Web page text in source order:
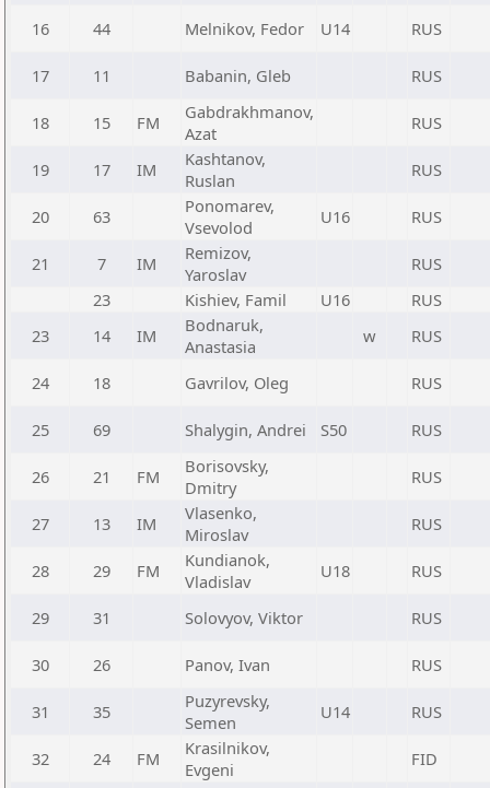
16 44 Melnikov, Fedor U14 RUS
17 11 Babanin, Gleb RUS
18 15 FM
Gabdrakhmanov,
Azat
RUS
19 17 IM
Kashtanov,
Ruslan
RUS
20 63
Ponomarev,
Vsevolod
U16 RUS
21 7 IM
Remizov,
Yaroslav
RUS
23
Kishiev, Famil U16
RUS
23
14 IM
Bodnaruk,
Anastasia
w RUS
24 18 Gavrilov, Oleg RUS
25 69 Shalygin, Andrei S50 RUS
26 21 FM
Borisovsky,
Dmitry
RUS
27 13 IM
Vlasenko,
Miroslav
RUS
28 29 FM
Kundianok,
Vladislav
U18 RUS
29 31 Solovyov, Viktor RUS
30 26 Panov, Ivan RUS
31 35
Puzyrevsky,
Semen
U14 RUS
32 24 FM
Krasilnikov,
Evgeni
FID